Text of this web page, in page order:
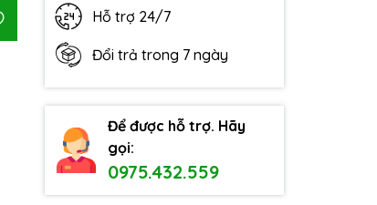
Hỗ trợ 24/7
Đổi trả trong 7 ngày
Để được hỗ trợ. Hãy
gọi:
0975.432.559